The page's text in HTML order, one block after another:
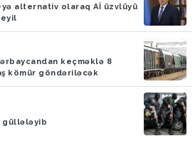
keçməklə 8
kömür göndəriləcək
güllələyib